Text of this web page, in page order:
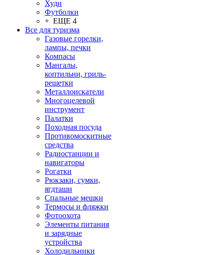
Худи
Футболки
+ ЕЩЕ 4
Все для туризма
Газовые горелки,
лампы, печки
Компасы
Мангалы,
коптильни, гриль-
решетки
Металлоискатели
Многоцелевой
инструмент
Палатки
Походная посуда
Противомоскитные
средства
Радиостанции и
навигаторы
Рогатки
Рюкзаки, сумки,
ягдташи
Спальные мешки
Термосы и фляжки
Фотоохота
Элементы питания
и зарядные
устройства
Холодильники